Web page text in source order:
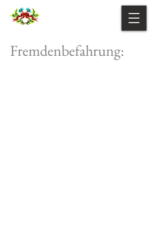
Fremdenbefahrung: